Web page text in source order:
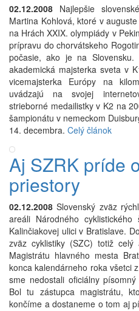
02.12.2008 Najlepšie
Martina Kohlová, ktoré v
na Hrách XXIX. olympiády v
prípravu do chorvátskeho
počasie, ako je na
akademická majsterka sveta v
vicemajsterka Európy na
uvádzajú na svojej
strieborné medailistky v K2 na
šampionátu v nemeckom
14. decembra. Celý článok
Aj SZRK príde
priestory
02.12.2008 Slovenský zväz
areáli Národného
Kalinčiakovej ulici v Bratislave.
zväz cyklistiky (SZC) totiž
Magistrátu hlavného mesta
konca kalendárneho roka všetci
sme nedostali oficiálny
Bol tu zástupca magistrátu,
končíme a dostaneme o tom aj